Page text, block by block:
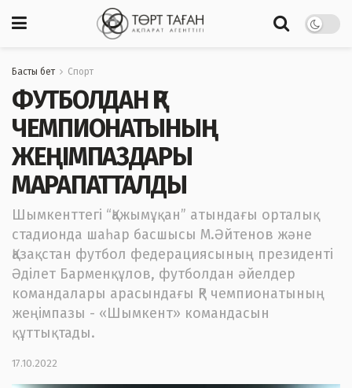
Басты бет Спорт
ФУТБОЛДАН ҚР
ЧЕМПИОНАТЫНЫҢ
ЖЕҢІМПАЗДАРЫ
МАРАПАТТАЛДЫ
Шымкенттегі “Қажымұқан” атындағы орталық
стадионда шаһар басшысы М.Әйтенов және
Қазақстан футбол федерациясының президенті
Әділет Барменқұлов, футболдан әйелдер
командалары арасындағы ҚР чемпионатының
жеңімпазы - «Шымкент» командасын
құттықтады.
17.10.2022